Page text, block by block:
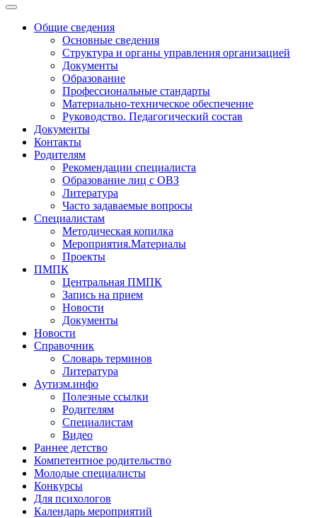
Toggle
navigationОбщие сведения
Основные сведения
Структура и органы управления организацией
Документы
Образование
Профессиональные стандарты
Материально-техническое обеспечение
Руководство. Педагогический состав
Документы
Контакты
Родителям
Рекомендации специалиста
Образование лиц с ОВЗ
Литература
Часто задаваемые вопросы
Специалистам
Методическая копилка
Мероприятия.Материалы
Проекты
ПМПК
Центральная ПМПК
Запись на прием
Новости
Документы
Новости
Справочник
Словарь терминов
Литература
Аутизм.инфо
Полезные ссылки
Родителям
Специалистам
Видео
Раннее детство
Компетентное родительство
Молодые специалисты
Конкурсы
Для психологов
Календарь мероприятий